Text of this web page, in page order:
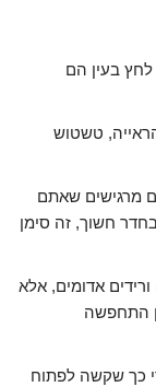
בעין הם
טשטוש
מרגישים שאתם
חשוך, זה סימן
אדומים, אלא
התחפשה
כך שקשה לפתוח